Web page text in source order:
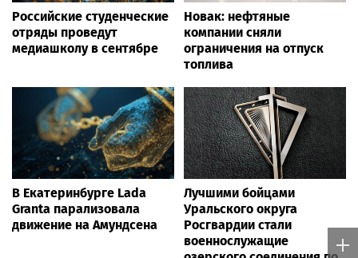
Российские студенческие
отряды проведут
медиашколу в сентябре
Новак: нефтяные
компании сняли
ограничения на отпуск
топлива
В Екатеринбурге Lada
Granta парализовала
движение на Амундсена
Лучшими бойцами
Уральского округа
Росгвардии стали
военнослужащие